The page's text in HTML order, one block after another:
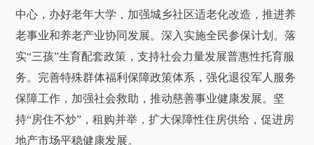
中心，办好老年大学，加强城乡社区适老化改造，推进养
老事业和养老产业协同发展。深入实施全民参保计划。落
实“三孩”生育配套政策，支持社会力量发展普惠性托育服
务。完善特殊群体福利保障政策体系，强化退役军人服务
保障工作，加强社会救助，推动慈善事业健康发展。坚
持“房住不炒”，租购并举，扩大保障性住房供给，促进房
地产市场平稳健康发展。